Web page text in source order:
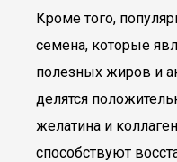
Кроме того,
семена, которые
полезных жиров и
делятся
желатина и
способствуют